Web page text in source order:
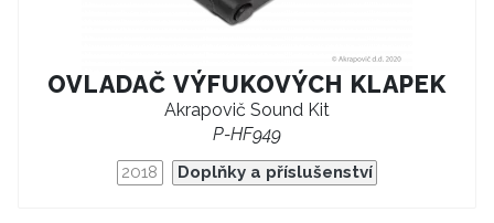
OVLADAČ VÝFUKOVÝCH KLAPEK
Akrapovič Sound Kit
P-HF949
2018 Doplňky a příslušenství